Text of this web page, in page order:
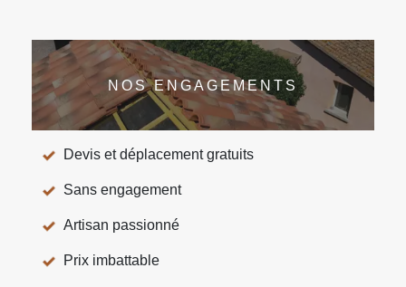
NOS ENGAGEMENTS
Devis et déplacement gratuits
Sans engagement
Artisan passionné
Prix imbattable